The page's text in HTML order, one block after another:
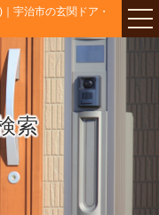
宇治市の玄関ドア・
索